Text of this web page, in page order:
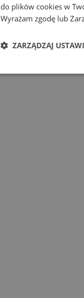
do plików cookies w
Wyrażam zgodę lub
ZARZĄDZAJ